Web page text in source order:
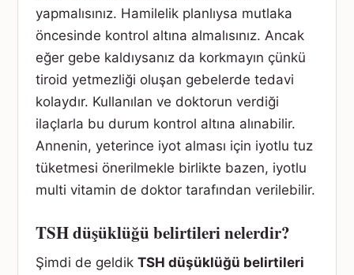
yapmalısınız. Hamilelik planlıysa mutlaka
öncesinde kontrol altına almalısınız. Ancak
eğer gebe kaldıysanız da korkmayın çünkü
tiroid yetmezliği oluşan gebelerde tedavi
kolaydır. Kullanılan ve doktorun verdiği
ilaçlarla bu durum kontrol altına alınabilir.
Annenin, yeterince iyot alması için iyotlu tuz
tüketmesi önerilmekle birlikte bazen, iyotlu
multi vitamin de doktor tarafından verilebilir.
TSH düşüklüğü belirtileri nelerdir?
Şimdi de geldik TSH düşüklüğü belirtileri